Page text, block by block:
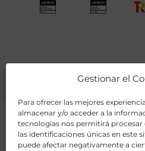
Gestionar el
Para ofrecer las mejores
almacenar y/o acceder a la
tecnologías nos permitirá
las identificaciones únicas en este
puede afectar negativamente a